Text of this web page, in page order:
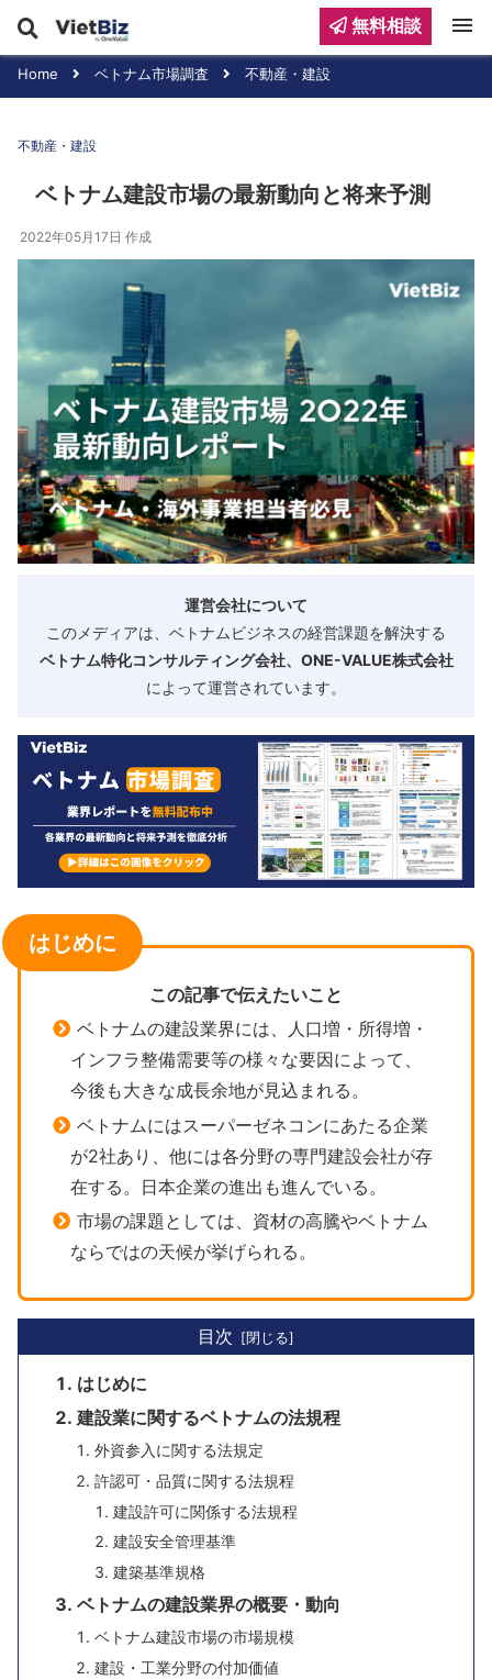
Home ベトナム市場調査 不動産・建設
不動産・建設
ベトナム建設市場の最新動向と将来予測
2022年05月17日 作成
運営会社について
このメディアは、ベトナムビジネスの経営課題を解決する
ベトナム特化コンサルティング会社、ONE-VALUE株式会社
によって運営されています。
はじめに
この記事で伝えたいこと
ベトナムの建設業界には、人口増・所得増・
インフラ整備需要等の様々な要因によって、
今後も大きな成長余地が見込まれる。
ベトナムにはスーパーゼネコンにあたる企業
が2社あり、他には各分野の専門建設会社が存
在する。日本企業の進出も進んでいる。
市場の課題としては、資材の高騰やベトナム
ならではの天候が挙げられる。
目次
はじめに
建設業に関するベトナムの法規程
外資参入に関する法規定
許認可・品質に関する法規程
建設許可に関係する法規程
建設安全管理基準
建築基準規格
ベトナムの建設業界の概要・動向
ベトナム建設市場の市場規模
建設・工業分野の付加価値
無料相談 menu